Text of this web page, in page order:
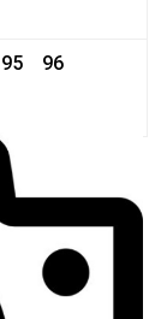
95 96